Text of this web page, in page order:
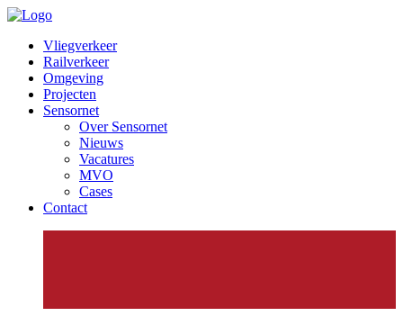
Vliegverkeer
Railverkeer
Omgeving
Projecten
Sensornet
Over Sensornet
Nieuws
Vacatures
MVO
Cases
Contact